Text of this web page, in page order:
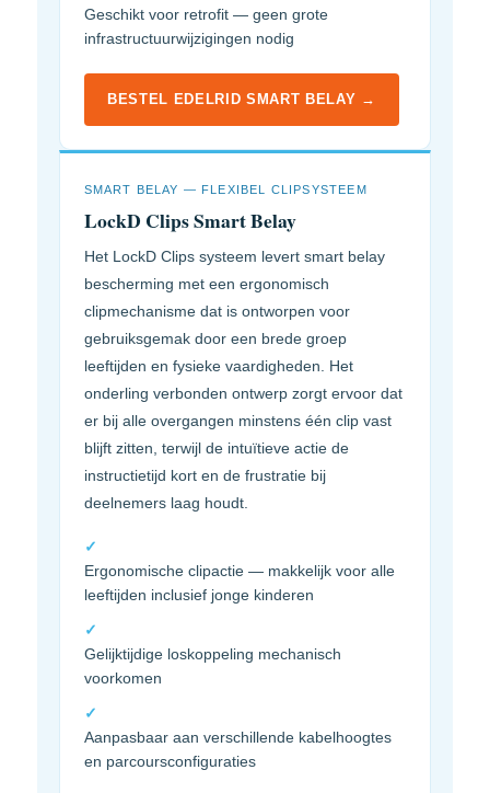
Geschikt voor retrofit — geen grote
infrastructuurwijzigingen nodig
BESTEL EDELRID SMART BELAY →
SMART BELAY — FLEXIBEL CLIPSYSTEEM
LockD Clips Smart Belay
Het LockD Clips systeem levert smart belay
bescherming met een ergonomisch
clipmechanisme dat is ontworpen voor
gebruiksgemak door een brede groep
leeftijden en fysieke vaardigheden. Het
onderling verbonden ontwerp zorgt ervoor dat
er bij alle overgangen minstens één clip vast
blijft zitten, terwijl de intuïtieve actie de
instructietijd kort en de frustratie bij
deelnemers laag houdt.
✓
Ergonomische clipactie — makkelijk voor alle
leeftijden inclusief jonge kinderen
✓
Gelijktijdige loskoppeling mechanisch
voorkomen
✓
Aanpasbaar aan verschillende kabelhoogtes
en parcoursconfiguraties